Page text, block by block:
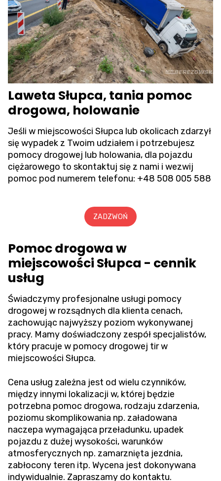
Laweta Słupca, tania pomoc
drogowa, holowanie
Jeśli w miejscowości Słupca lub okolicach zdarzył
się wypadek z Twoim udziałem i potrzebujesz
pomocy drogowej lub holowania, dla pojazdu
ciężarowego to skontaktuj się z nami i wezwij
pomoc pod numerem telefonu: +48 508 005 588
ZADZWOŃ
Pomoc drogowa w
miejscowości Słupca - cennik
usług
Świadczymy profesjonalne usługi pomocy
drogowej w rozsądnych dla klienta cenach,
zachowując najwyższy poziom wykonywanej
pracy. Mamy doświadczony zespół specjalistów,
który pracuje w pomocy drogowej tir w
miejscowości Słupca.
Cena usług zależna jest od wielu czynników,
między innymi lokalizacji w, której będzie
potrzebna pomoc drogowa, rodzaju zdarzenia,
poziomu skomplikowania np. załadowana
naczepa wymagająca przeładunku, upadek
pojazdu z dużej wysokości, warunków
atmosferycznych np. zamarznięta jezdnia,
zabłocony teren itp. Wycena jest dokonywana
indywidualnie. Zapraszamy do kontaktu.